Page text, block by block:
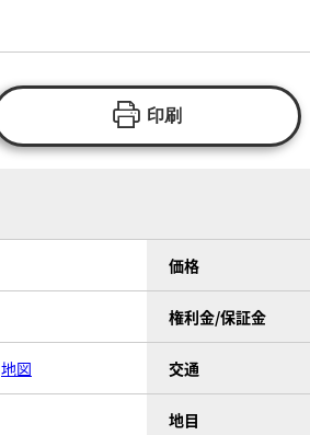
印刷
価格
権利金/保証金
地図 交通
地目